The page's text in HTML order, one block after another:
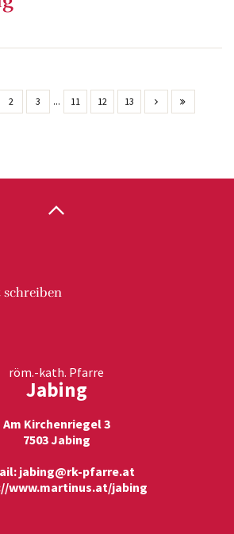
2 3 ... 11 12 13
schreiben
röm.-kath. Pfarre
Jabing
Am Kirchenriegel 3
7503 Jabing
jabing@rk-pfarre.at
www.martinus.at/jabing